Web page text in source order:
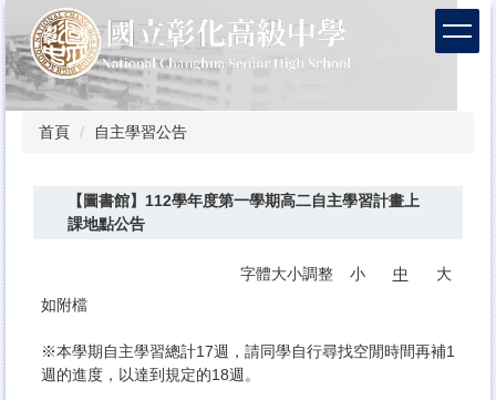
到
主
要
內
首頁 自主學習公告
【圖書館】112學年度第一學期高二自主學習計畫上
課地點公告
字體大小調整 小 中
大
如附檔
※本學期自主學習總計17週，請同學自行尋找空閒時間再補1
週的進度，以達到規定的18週。